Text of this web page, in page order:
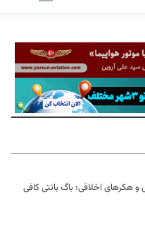
اخلاقی؛ باگ بانتی کافی